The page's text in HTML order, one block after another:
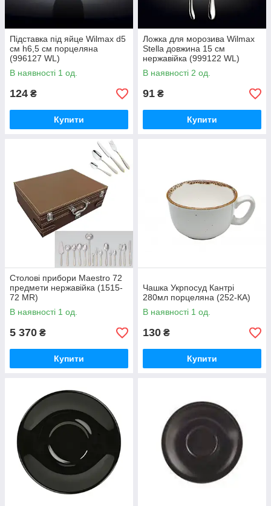
Підставка під яйце Wilmax d5
см h6,5 см порцеляна
(996127 WL)
В наявності 1 од.
124 ₴
Купити
Ложка для морозива Wilmax
Stella довжина 15 см
нержавійка (999122 WL)
В наявності 2 од.
91 ₴
Купити
Столові прибори Maestro 72
предмети нержавійка (1515-
72 MR)
В наявності 1 од.
5 370 ₴
Купити
Чашка Укрпосуд Кантрі
280мл порцеляна (252-КА)
В наявності 1 од.
130 ₴
Купити